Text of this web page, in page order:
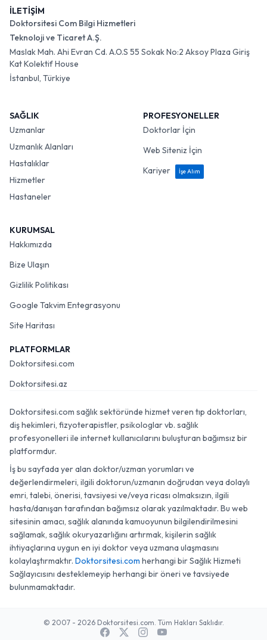
İLETİŞİM
Doktorsitesi Com Bilgi Hizmetleri
Teknoloji ve Ticaret A.Ş.
Maslak Mah. Ahi Evran Cd. A.O.S 55 Sokak No:2 Aksoy Plaza Giriş
Kat Kolektif House
İstanbul, Türkiye
SAĞLIK
Uzmanlar
Uzmanlık Alanları
Hastalıklar
Hizmetler
Hastaneler
PROFESYONELLER
Doktorlar İçin
Web Siteniz İçin
Kariyer
İşe Alım
KURUMSAL
Hakkımızda
Bize Ulaşın
Gizlilik Politikası
Google Takvim Entegrasyonu
Site Haritası
PLATFORMLAR
Doktorsitesi.com
Doktorsitesi.az
Doktorsitesi.com sağlık sektöründe hizmet veren tıp doktorları,
diş hekimleri, fizyoterapistler, psikologlar vb. sağlık
profesyonelleri ile internet kullanıcılarını buluşturan bağımsız bir
platformdur.
İş bu sayfada yer alan doktor/uzman yorumları ve
değerlendirmeleri, ilgili doktorun/uzmanın doğrudan veya dolaylı
emri, talebi, önerisi, tavsiyesi ve/veya ricası olmaksızın, ilgili
hasta/danışan tarafından bağımsız olarak yazılmaktadır. Bu web
sitesinin amacı, sağlık alanında kamuoyunun bilgilendirilmesini
sağlamak, sağlık okuryazarlığını artırmak, kişilerin sağlık
ihtiyaçlarına uygun en iyi doktor veya uzmana ulaşmasını
kolaylaştırmaktır. Doktorsitesi.com herhangi bir Sağlık Hizmeti
Sağlayıcısını desteklemeyip herhangi bir öneri ve tavsiyede
bulunmamaktadır.
© 2007 - 2026 Doktorsitesi.com. Tüm Hakları Saklıdır.